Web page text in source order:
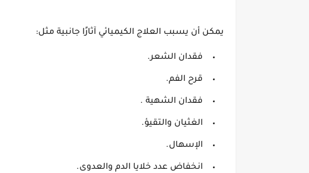
يمكن أن يسبب العلاج الكيميائي آثارًا جانبية مثل:
فقدان الشعر.
قرح الفم.
فقدان الشهية .
الغثيان والتقيؤ.
الإسهال.
انخفاض عدد خلايا الدم والعدوى.